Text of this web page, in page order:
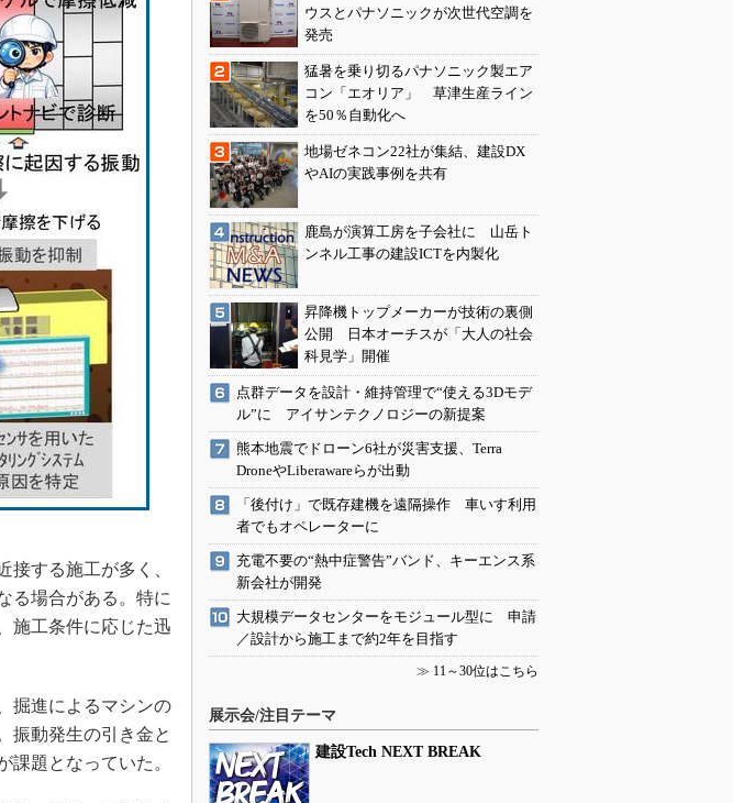
する施工が多く、
る場合がある。特に
施工条件に応じた迅
掘進によるマシンの
振動発生の引き金と
題となっていた。
ウスとパナソニックが次世代空調を
発売
猛暑を乗り切るパナソニック製エア
コン「エオリア」 草津生産ライン
を50％自動化へ
地場ゼネコン22社が集結、建設DX
やAIの実践事例を共有
鹿島が演算工房を子会社に 山岳ト
ンネル工事の建設ICTを内製化
昇降機トップメーカーが技術の裏側
公開 日本オーチスが「大人の社会
科見学」開催
点群データを設計・維持管理で“使える3Dモデ
ル”に アイサンテクノロジーの新提案
熊本地震でドローン6社が災害支援、Terra
DroneやLiberawareらが出動
「後付け」で既存建機を遠隔操作 車いす利用
者でもオペレーターに
充電不要の“熱中症警告”バンド、キーエンス系
新会社が開発
大規模データセンターをモジュール型に 申請
／設計から施工まで約2年を目指す
≫ 11～30位はこちら
展示会/注目テーマ
建設Tech NEXT BREAK